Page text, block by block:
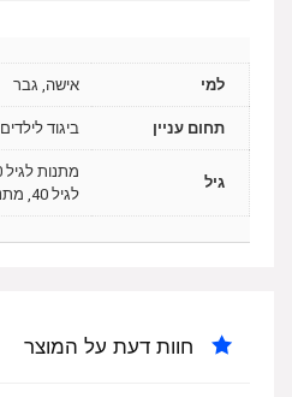
למי אישה, גבר
תחום עניין ביגוד לילדים
גיל
לגיל 40, מתנות לגיל 50
חוות דעת על המוצר